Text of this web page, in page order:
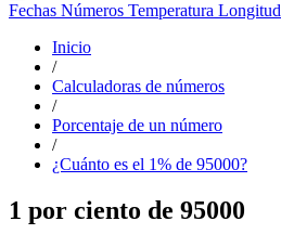
Fechas Números Temperatura Longitud
Inicio
/
Calculadoras de números
/
Porcentaje de un número
/
¿Cuánto es el 1% de 95000?
1 por ciento de 95000